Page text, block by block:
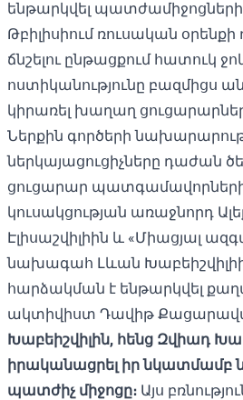
ենթարկվել
Թբիլիսիում ռուսական օրենքի
ճնշելու ընթացքում հատուկ
ոստիկանությունը բազմիցս
կիրառել խաղաղ
Ներքին գործերի
ներկայացուցիչները դաժան
ցուցարար
կուսակցության առաջնորդ
Էլիսաշվիլիին և «Միացյալ
նախագահ Լևան
հարձակման է ենթարկվել
ակտիվիստ Դավիթ
Խաբեիշվիլին, հենց Զվիադ
իրականացրել իր
պատժիչ միջոցը։ Այս